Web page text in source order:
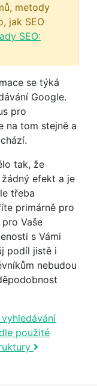
metody
jak SEO
SEO:
se týká
Google.
pro
na tom stejně a
tak, že
efekt a je
třeba
primárně pro
Vaše
s Vámi
podíl jistě i
nebudou
použité